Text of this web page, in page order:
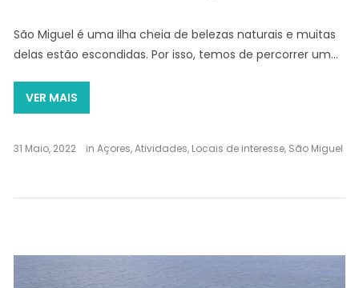
São Miguel é uma ilha cheia de belezas naturais e muitas
delas estão escondidas. Por isso, temos de percorrer um…
VER MAIS
31 Maio, 2022 inAçores,Atividades, Locais de interesse, São Miguel